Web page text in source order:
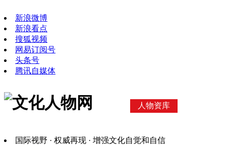
新浪微博
新浪看点
搜狐视频
网易订阅号
头条号
腾讯自媒体
人物资库
国际视野 · 权威再现 · 增强文化自觉和自信